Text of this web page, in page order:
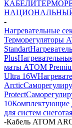
КАБЕЛИ
-
Нагревательные
Терморегуляторы
Standart
Plus
маты АТОМ
Ultra 16W
Arctic
Protect
10Комплектующие
для систем
-Кабель ATOM